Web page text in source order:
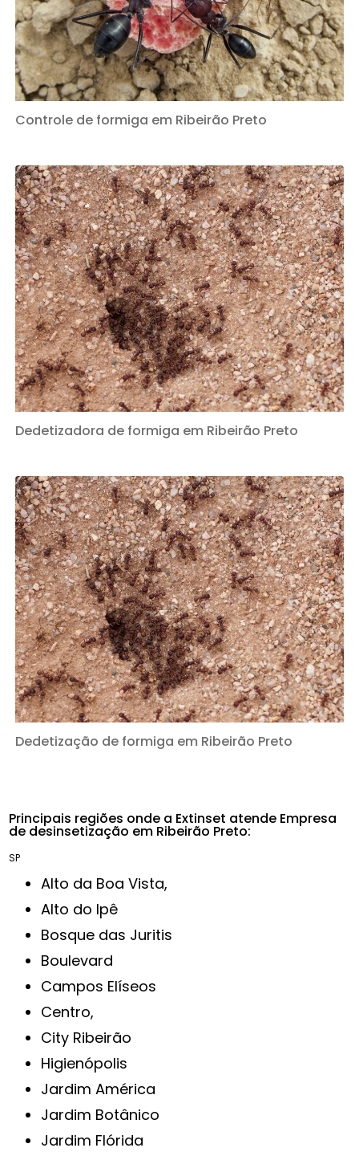
Controle de formiga em Ribeirão Preto
Dedetizadora de formiga em Ribeirão Preto
Dedetização de formiga em Ribeirão Preto
Principais regiões onde a Extinset atende Empresa
de desinsetização em Ribeirão Preto:
SP
Alto da Boa Vista,
Alto do Ipê
Bosque das Juritis
Boulevard
Campos Elíseos
Centro,
City Ribeirão
Higienópolis
Jardim América
Jardim Botânico
Jardim Flórida